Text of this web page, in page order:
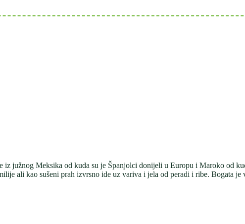
iz južnog Meksika od kuda su je Španjolci donijeli u Europu i Maroko od
ali kao sušeni prah izvrsno ide uz variva i jela od peradi i ribe. Bogata